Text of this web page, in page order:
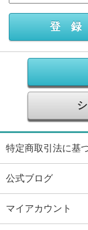
特定商取引法に基
公式ブログ
マイアカウント